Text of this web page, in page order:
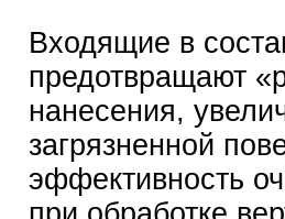
Входящие в
предотвращают
нанесения,
загрязненной
эффективность